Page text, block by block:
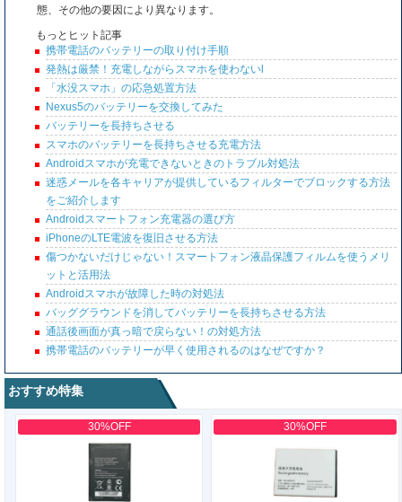
態、その他の要因により異なります。
もっとヒット記事
携帯電話のバッテリーの取り付け手順
発熱は厳禁！充電しながらスマホを使わないl
「水没スマホ」の応急処置方法
Nexus5のバッテリーを交換してみた
バッテリーを長持ちさせる
スマホのバッテリーを長持ちさせる充電方法
Androidスマホが充電できないときのトラブル対処法
迷惑メールを各キャリアが提供しているフィルターでブロックする方法
をご紹介します
Androidスマートフォン充電器の選び方
iPhoneのLTE電波を復旧させる方法
傷つかないだけじゃない！スマートフォン液晶保護フィルムを使うメリ
ットと活用法
Androidスマホが故障した時の対処法
バッググラウンドを消してバッテリーを長持ちさせる方法
通話後画面が真っ暗で戻らない！の対処方法
携帯電話のバッテリーが早く使用されるのはなぜですか？
おすすめ特集
30%OFF 30%OFF